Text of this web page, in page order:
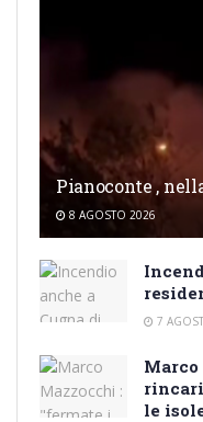
Pianoconte ,
8 AGOSTO 2026
7
le